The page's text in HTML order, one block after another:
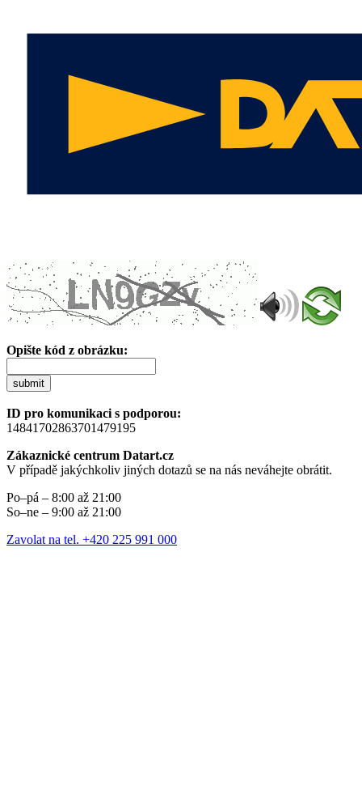
Opište kód z obrázku:
submit
ID pro komunikaci s podporou:
14841702863701479195
Zákaznické centrum Datart.cz
V případě jakýchkoliv jiných dotazů se na nás neváhejte obrátit.
Po–pá – 8:00 až 21:00
So–ne – 9:00 až 21:00
Zavolat na tel. +420 225 991 000